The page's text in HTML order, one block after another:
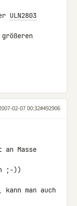
ULN2803
02-07 00:32#492906
Masse
;-))
kann man auch